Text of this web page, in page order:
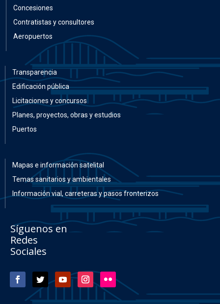
Concesiones
Contratistas y consultores
Aeropuertos
Transparencia
Edificación pública
Licitaciones y concursos
Planes, proyectos, obras y estudios
Puertos
Mapas e información satelital
Temas sanitarios y ambientales
Información vial, carreteras y pasos fronterizos
Síguenos en
Redes
Sociales